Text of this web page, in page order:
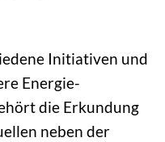
Initiativen und
Energie-
die Erkundung
neben der